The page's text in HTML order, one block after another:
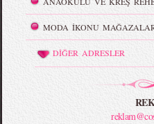
MODA İKONU
DİĞER ADRESLER